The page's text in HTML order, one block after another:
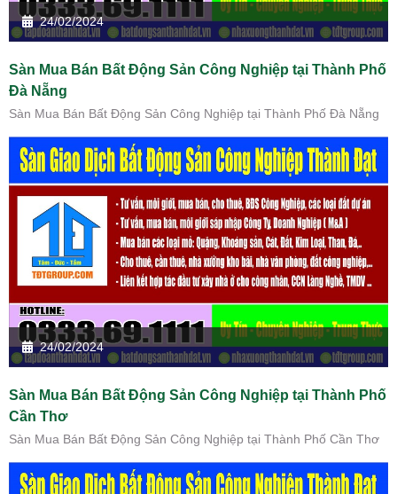
24/02/2024
Sàn Mua Bán Bất Động Sản Công Nghiệp tại Thành Phố
Đà Nẵng
Sàn Mua Bán Bất Động Sản Công Nghiệp tại Thành Phố Đà Nẵng
24/02/2024
Sàn Mua Bán Bất Động Sản Công Nghiệp tại Thành Phố
Cần Thơ
Sàn Mua Bán Bất Động Sản Công Nghiệp tại Thành Phố Cần Thơ